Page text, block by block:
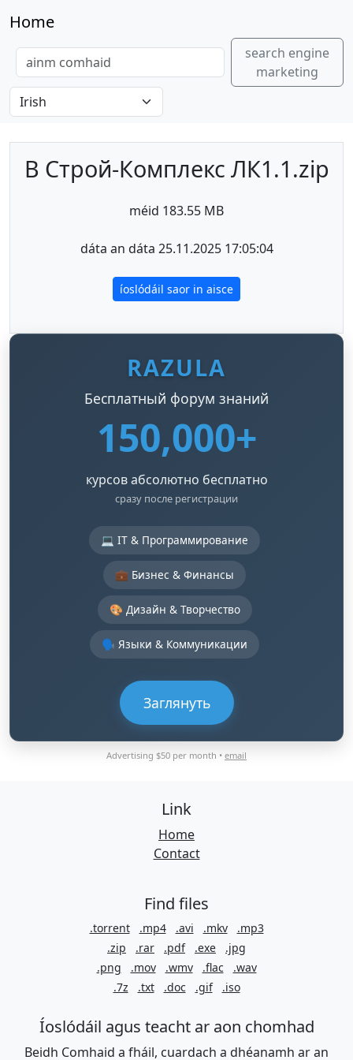
Home
search engine
marketing
В Строй-Комплекс ЛК1.1.zip
méid 183.55 MB
dáta an dáta 25.11.2025 17:05:04
íoslódáil saor in aisce
RAZULA
Бесплатный форум знаний
150,000+
курсов абсолютно бесплатно
сразу после регистрации
💻 IT & Программирование
💼 Бизнес & Финансы
🎨 Дизайн & Творчество
🗣️ Языки & Коммуникации
Заглянуть
Advertising $50 per month • email
Link
Home
Contact
Find files
.torrent .mp4 .avi .mkv
.mp3
.zip
.rar .pdf .exe
.jpg
.png
.mov .wmv .flac
.wav
.7z
.txt .doc .gif .iso
Íoslódáil agus teacht ar aon chomhad
Beidh Comhaid a fháil, cuardach a dhéanamh ar an